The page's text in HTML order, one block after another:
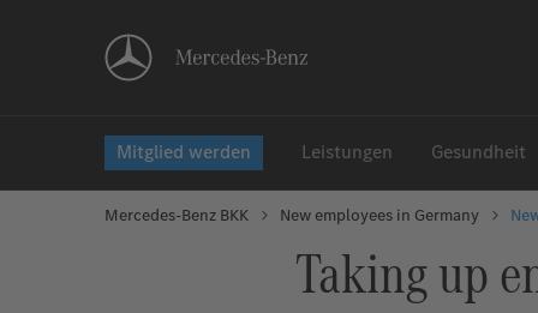
Mitglied werden Leistungen Gesundheit
Mercedes-Benz BKK New employees in Germany
Taking up